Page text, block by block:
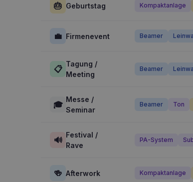
🎂 Geburtstag Kompaktanlage
💼 Firmenevent Beamer
📋
Tagung /
Meeting
Beamer
🎓
Messe /
Seminar
Beamer Ton
🔊
Festival /
Rave
PA-System
🍻 Afterwork Kompaktanlage